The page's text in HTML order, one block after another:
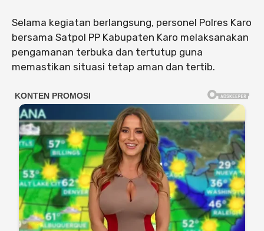
Selama kegiatan berlangsung, personel Polres Karo
bersama Satpol PP Kabupaten Karo melaksanakan
pengamanan terbuka dan tertutup guna
memastikan situasi tetap aman dan tertib.